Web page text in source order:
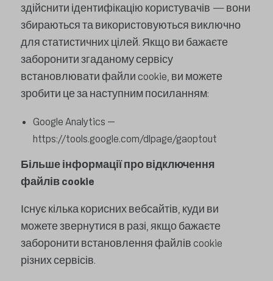
здійснити ідентифікацію користувачів — вони
збираються та використовуються виключно
для статистичних цілей. Якщо ви бажаєте
заборонити згаданому сервісу
встановлювати файли cookie, ви можете
зробити це за наступним посиланням:
Google Analytics –
https://tools.google.com/dlpage/gaoptout
Більше інформації про відключення
файлів cookie
Існує кілька корисних вебсайтів, куди ви
можете звернутися в разі, якщо бажаєте
заборонити встановлення файлів cookie
різних сервісів.